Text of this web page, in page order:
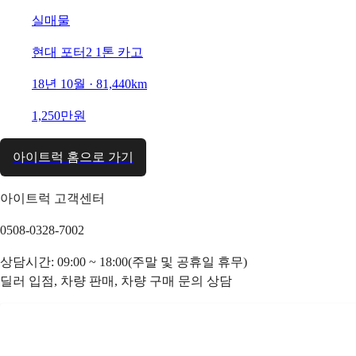
실매물
현대 포터2 1톤 카고
18년 10월 · 81,440km
1,250만원
아이트럭 홈으로 가기
아이트럭 고객센터
0508-0328-7002
상담시간: 09:00 ~ 18:00(주말 및 공휴일 휴무)
딜러 입점, 차량 판매, 차량 구매 문의 상담